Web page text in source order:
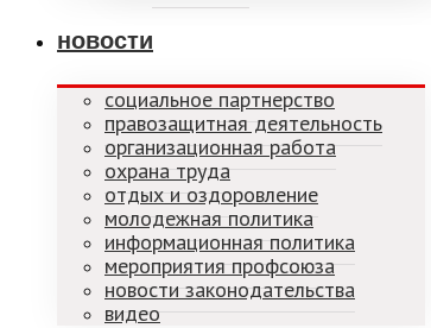
новости
социальное партнерство
правозащитная деятельность
организационная работа
охрана труда
отдых и оздоровление
молодежная политика
информационная политика
мероприятия профсоюза
новости законодательства
видео